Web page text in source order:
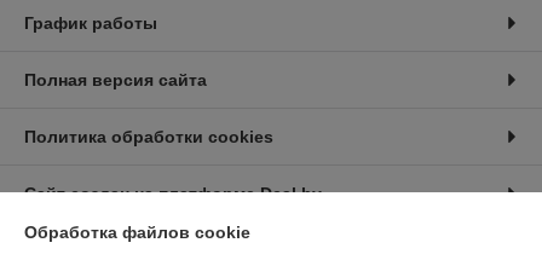
График работы
Полная версия сайта
Политика обработки cookies
Сайт создан на платформе Deal.by
Обработка файлов cookie